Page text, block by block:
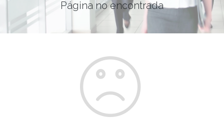
Página no encontrada